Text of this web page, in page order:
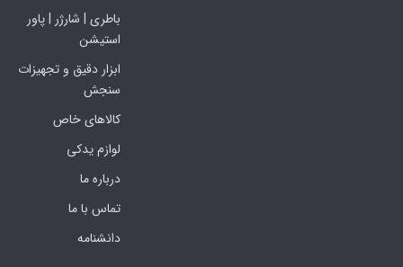
باطری | شارژر | پاور
استیشن
ابزار دقیق و تجهیزات
سنجش
کالاهای خاص
لوازم یدکی
درباره ما
تماس با ما
دانشنامه